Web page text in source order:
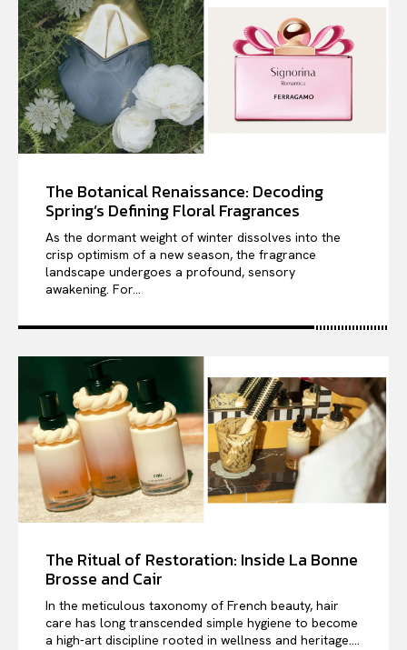
The Botanical Renaissance: Decoding
Spring’s Defining Floral Fragrances
As the dormant weight of winter dissolves into the
crisp optimism of a new season, the fragrance
landscape undergoes a profound, sensory
awakening. For...
The Ritual of Restoration: Inside La Bonne
Brosse and Cair
In the meticulous taxonomy of French beauty, hair
care has long transcended simple hygiene to become
a high-art discipline rooted in wellness and heritage....